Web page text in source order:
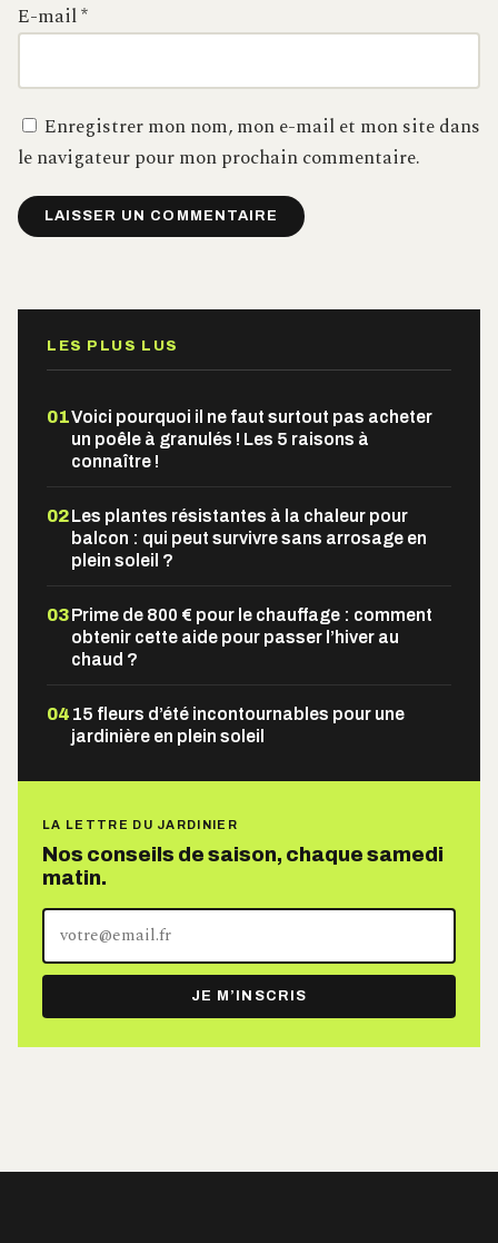
E-mail*
Enregistrer mon nom, mon e-mail et mon site dans
le navigateur pour mon prochain commentaire.
LES PLUS LUS
01Voici pourquoi il ne faut surtout pas acheter
un poêle à granulés ! Les 5 raisons à
connaître !
02Les plantes résistantes à la chaleur pour
balcon : qui peut survivre sans arrosage en
plein soleil ?
03Prime de 800 € pour le chauffage : comment
obtenir cette aide pour passer l’hiver au
chaud ?
04 15 fleurs d’été incontournables pour une
jardinière en plein soleil
LA LETTRE DU JARDINIER
Nos conseils de saison, chaque samedi
matin.
Votre
adresse
e-
mail
JE M’INSCRIS